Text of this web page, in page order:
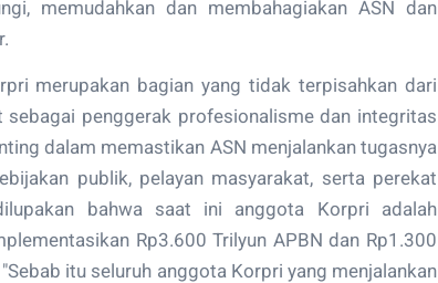
memudahkan dan membahagiakan ASN dan
merupakan bagian yang tidak terpisahkan dari
penggerak profesionalisme dan integritas
dalam memastikan ASN menjalankan tugasnya
publik, pelayan masyarakat, serta perekat
bahwa saat ini anggota Korpri adalah
Rp3.600 Trilyun APBN dan Rp1.300
itu seluruh anggota Korpri yang menjalankan